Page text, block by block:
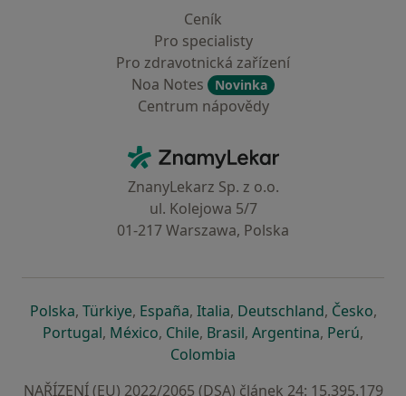
Ceník
Pro specialisty
Pro zdravotnická zařízení
Noa Notes
Novinka
Centrum nápovědy
ZnamyLekar - Hlavní stránka
ZnanyLekarz Sp. z o.o.
ul. Kolejowa 5/7
01-217 Warszawa, Polska
Polskase otevře v nové záložce
, Türkiyese otevře v nové záložce
, Españase otevře v nové záložce
, Italiase otevře v nové záložce
, Deutschlandse otevře v
, Českose
,
Portugalse otevře v nové záložce
, Méxicose otevře v nové záložce
, Chilese otevře v nové záložce
, Brasilse otevře v nové
, Argentinase otevře v
, Perúse
,
Colombia
NAŘÍZENÍ (EU) 2022/2065 (DSA) článek 24: 15.395.179